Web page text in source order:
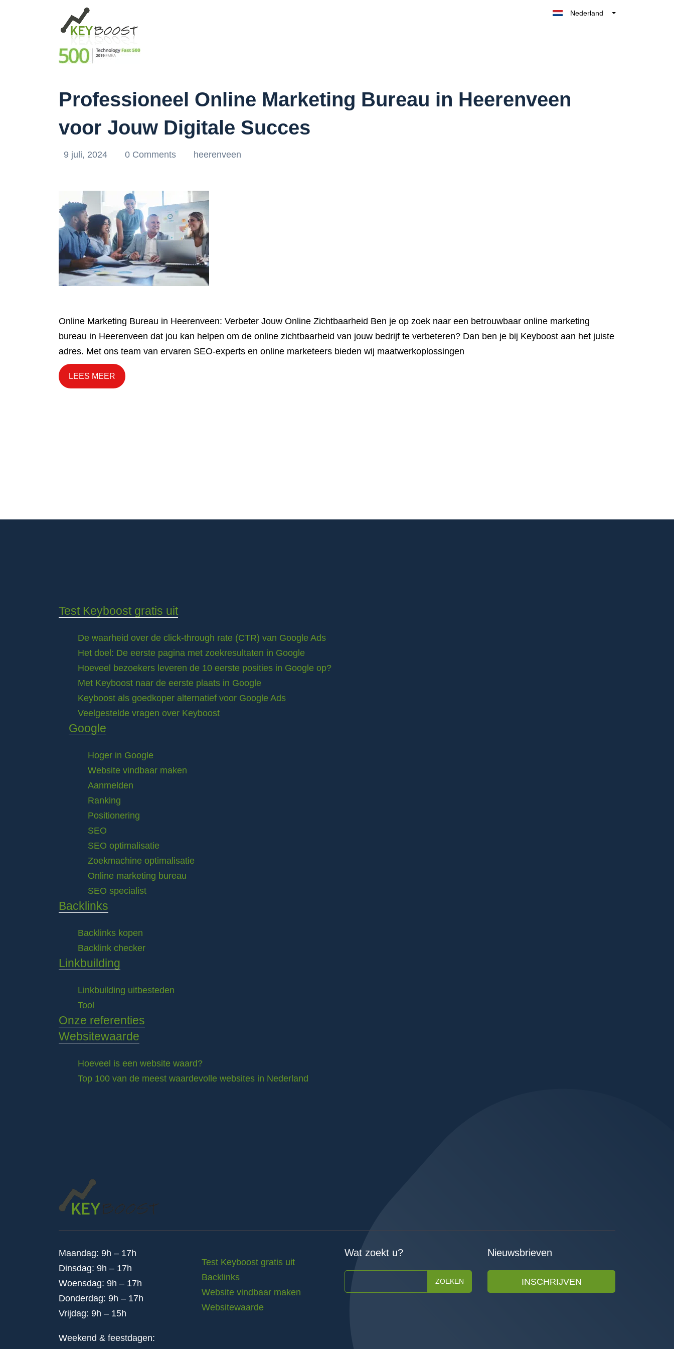
Nederland
Professioneel Online Marketing Bureau in Heerenveen
voor Jouw Digitale Succes
9 juli, 2024 0 Comments heerenveen
Online Marketing Bureau in Heerenveen: Verbeter Jouw Online Zichtbaarheid Ben je op zoek naar een betrouwbaar online marketing
bureau in Heerenveen dat jou kan helpen om de online zichtbaarheid van jouw bedrijf te verbeteren? Dan ben je bij Keyboost aan het juiste
adres. Met ons team van ervaren SEO-experts en online marketeers bieden wij maatwerkoplossingen
LEES MEER
Test Keyboost gratis uit
De waarheid over de click-through rate (CTR) van Google Ads
Het doel: De eerste pagina met zoekresultaten in Google
Hoeveel bezoekers leveren de 10 eerste posities in Google op?
Met Keyboost naar de eerste plaats in Google
Keyboost als goedkoper alternatief voor Google Ads
Veelgestelde vragen over Keyboost
Google
Hoger in Google
Website vindbaar maken
Aanmelden
Ranking
Positionering
SEO
SEO optimalisatie
Zoekmachine optimalisatie
Online marketing bureau
SEO specialist
Backlinks
Backlinks kopen
Backlink checker
Linkbuilding
Linkbuilding uitbesteden
Tool
Onze referenties
Websitewaarde
Hoeveel is een website waard?
Top 100 van de meest waardevolle websites in Nederland
Maandag: 9h – 17h
Dinsdag: 9h – 17h
Woensdag: 9h – 17h
Donderdag: 9h – 17h
Vrijdag: 9h – 15h
Weekend & feestdagen:
Test Keyboost gratis uit
Backlinks
Website vindbaar maken
Websitewaarde
Wat zoekt u?
ZOEKEN
Nieuwsbrieven
INSCHRIJVEN